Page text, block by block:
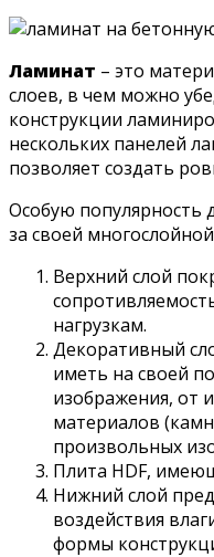
Ламинат – это
слоев, в чем можно
конструкции
нескольких панелей
позволяет создать
Особую популярность
за своей
Верхний слой
нагрузкам.
Декоративный
иметь на своей
изображения, от
материалов
произвольных
Плита HDF,
Нижний слой
воздействия
формы